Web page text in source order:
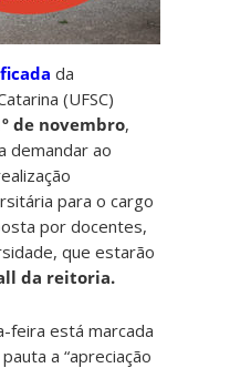
da
(UFSC)
de novembro,
demandar ao
para o cargo
por docentes,
que estarão
da reitoria.
feira está marcada
a “apreciação